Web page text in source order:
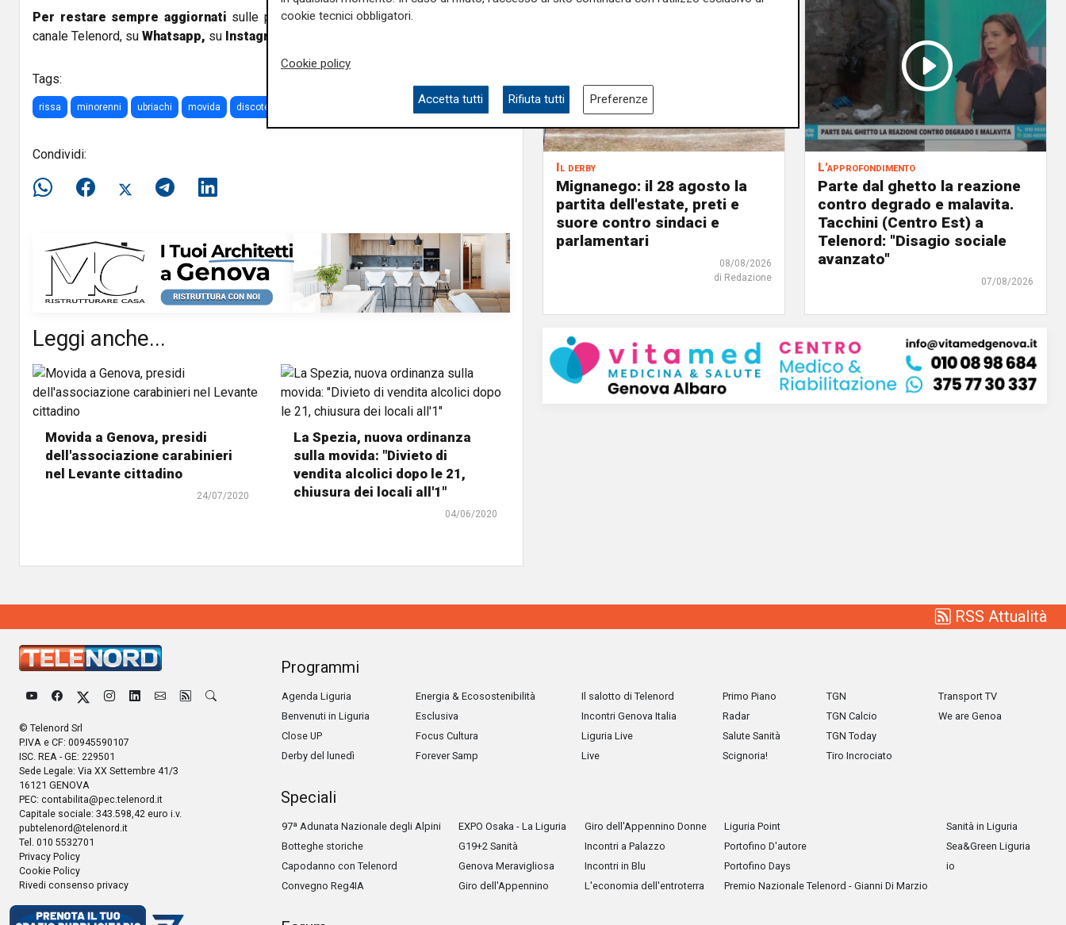
Per restare sempre aggiornati sulle principali notizie sulla Liguria seguiteci sul
canale Telenord, su Whatsapp, su Instagram
Tags:
rissa minorenni ubriachi movida discoteca
Condividi:
Leggi anche...
Movida a Genova, presidi
dell'associazione carabinieri
nel Levante cittadino
24/07/2020
La Spezia, nuova ordinanza
sulla movida: "Divieto di
vendita alcolici dopo le 21,
chiusura dei locali all'1"
04/06/2020
Il derby
Mignanego: il 28 agosto la
partita dell'estate, preti e
suore contro sindaci e
parlamentari
08/08/2026
di Redazione
L'approfondimento
Parte dal ghetto la reazione
contro degrado e malavita.
Tacchini (Centro Est) a
Telenord: "Disagio sociale
avanzato"
07/08/2026
RSS Attualità
© Telenord Srl
P.IVA e CF: 00945590107
ISC. REA - GE: 229501
Sede Legale: Via XX Settembre 41/3
16121 GENOVA
PEC: contabilita@pec.telenord.it
Capitale sociale: 343.598,42 euro i.v.
pubtelenord@telenord.it
Tel. 010 5532701
Privacy Policy
Cookie Policy
Rivedi consenso privacy
Programmi
Agenda Liguria
Benvenuti in Liguria
Close UP
Derby del lunedì
Energia & Ecosostenibilità
Esclusiva
Focus Cultura
Forever Samp
Il salotto di Telenord
Incontri Genova Italia
Liguria Live
Live
Primo Piano
Radar
Salute Sanità
Scignoria!
TGN
TGN Calcio
TGN Today
Tiro Incrociato
Transport TV
We are Genoa
Speciali
97ª Adunata Nazionale degli Alpini
Botteghe storiche
Capodanno con Telenord
Convegno Reg4IA
EXPO Osaka - La Liguria
G19+2 Sanità
Genova Meravigliosa
Giro dell'Appennino
Giro dell'Appennino Donne
Incontri a Palazzo
Incontri in Blu
L'economia dell'entroterra
Liguria Point
Portofino D'autore
Portofino Days
Premio Nazionale Telenord - Gianni Di Marzio
Sanità in Liguria
Sea&Green Liguria
io
cookie tecnici obbligatori.
Cookie policy
Accetta tutti Rifiuta tutti Preferenze